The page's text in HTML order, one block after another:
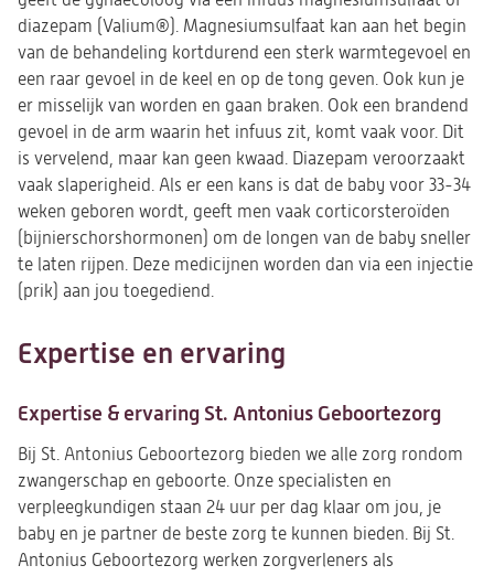
diazepam (Valium®). Magnesiumsulfaat kan aan het begin
van de behandeling kortdurend een sterk warmtegevoel en
een raar gevoel in de keel en op de tong geven. Ook kun je
er misselijk van worden en gaan braken. Ook een brandend
gevoel in de arm waarin het infuus zit, komt vaak voor. Dit
is vervelend, maar kan geen kwaad. Diazepam veroorzaakt
vaak slaperigheid. Als er een kans is dat de baby voor 33-34
weken geboren wordt, geeft men vaak corticorsteroïden
(bijnierschorshormonen) om de longen van de baby sneller
te laten rijpen. Deze medicijnen worden dan via een injectie
(prik) aan jou toegediend.
Expertise en ervaring
Expertise & ervaring St. Antonius Geboortezorg
Bij St. Antonius Geboortezorg bieden we alle zorg rondom
zwangerschap en geboorte. Onze specialisten en
verpleegkundigen staan 24 uur per dag klaar om jou, je
baby en je partner de beste zorg te kunnen bieden. Bij St.
Antonius Geboortezorg werken zorgverleners als